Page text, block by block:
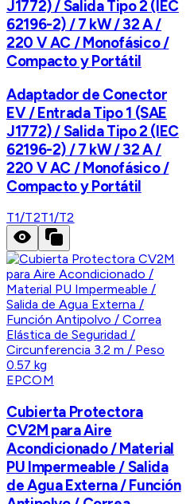
J1772) / Salida Tipo 2 (IEC
62196-2) / 7 kW / 32 A /
220 V AC / Monofásico /
Compacto y Portátil
Adaptador de Conector
EV / Entrada Tipo 1 (SAE
J1772) / Salida Tipo 2 (IEC
62196-2) / 7 kW / 32 A /
220 V AC / Monofásico /
Compacto y Portátil
T1/T2T1/T2
EPCOM
Cubierta Protectora
CV2M para Aire
Acondicionado / Material
PU Impermeable / Salida
de Agua Externa / Función